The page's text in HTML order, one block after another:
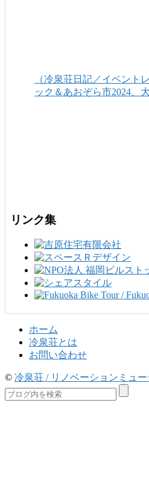
（冷泉荘日記／イベント
ック＆あおぞら市2024、
リンク集
ホーム
冷泉荘とは
お問い合わせ
© 冷泉荘 / リノベーションミュ